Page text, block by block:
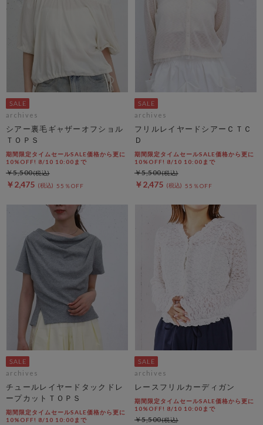
archives
シアー裏毛ギャザーオフショル
ＴＯＰＳ
期間限定タイムセールSALE価格から更に
10%OFF! 8/10 10:00まで
￥2,475 55％OFF
￥5,500
archives
フリルレイヤードシアーＣＴＣ
Ｄ
期間限定タイムセールSALE価格から更に
10%OFF! 8/10 10:00まで
￥2,475 55％OFF
￥5,500
archives
チュールレイヤードタックドレ
ープカットＴＯＰＳ
期間限定タイムセールSALE価格から更に
10%OFF! 8/10 10:00まで
archives
レースフリルカーディガン
期間限定タイムセールSALE価格から更に
10%OFF! 8/10 10:00まで
￥5,500